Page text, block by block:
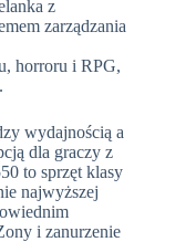
z
zarządzania
horroru i RPG,
wydajnością a
dla graczy z
to sprzęt klasy
najwyższej
i zanurzenie